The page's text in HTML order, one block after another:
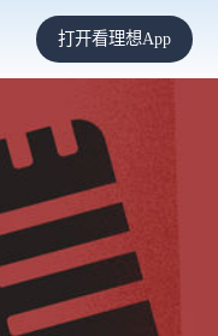
打开看理想App